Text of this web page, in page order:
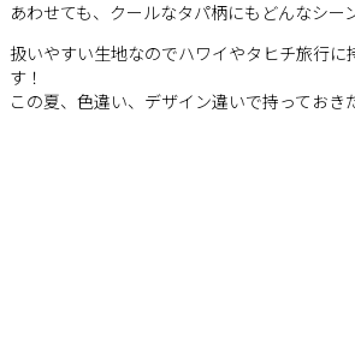
あわせても、クールなタパ柄にもどんなシー
扱いやすい生地なのでハワイやタヒチ旅行に
す！
この夏、色違い、デザイン違いで持っておき